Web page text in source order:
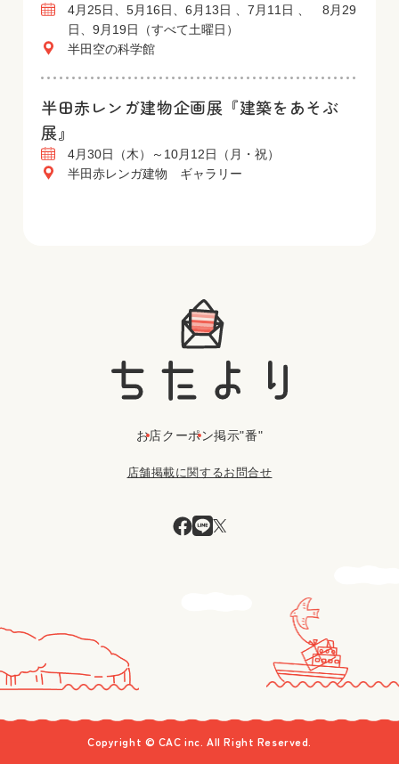
4月25日、5月16日、6月13日 、7月11日 、 8月29
日、9月19日（すべて土曜日）
半田空の科学館
半田赤レンガ建物企画展『建築をあそぶ
展』
4月30日（木）～10月12日（月・祝）
半田赤レンガ建物 ギャラリー
お店クーポン掲示"番"
店舗掲載に関するお問合せ
Copyright © CAC inc. All Right Reserved.